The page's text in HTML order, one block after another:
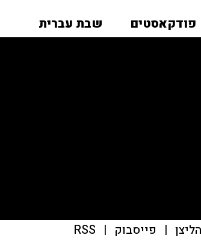
פודקאסטים שבת עברית
| פייסבוק |
RSS